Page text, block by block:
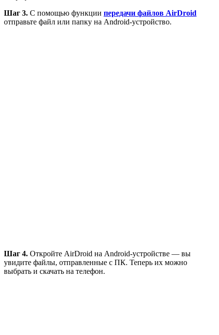
Шаг 3. С помощью функции передачи файлов AirDroid
отправьте файл или папку на Android-устройство.
Шаг 4. Откройте AirDroid на Android-устройстве — вы
увидите файлы, отправленные с ПК. Теперь их можно
выбрать и скачать на телефон.